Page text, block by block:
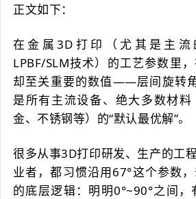
正文如下：
在金属3D打印（尤其是主
LPBF/SLM技术）的工艺参数里
却至关重要的数值——层间旋转
是所有主流设备、绝大多数材
金、不锈钢等）的“默认最优解”。
很多从事3D打印研发、生产的工
业者，都习惯沿用67°这个参数
的底层逻辑：明明0°~90°之间